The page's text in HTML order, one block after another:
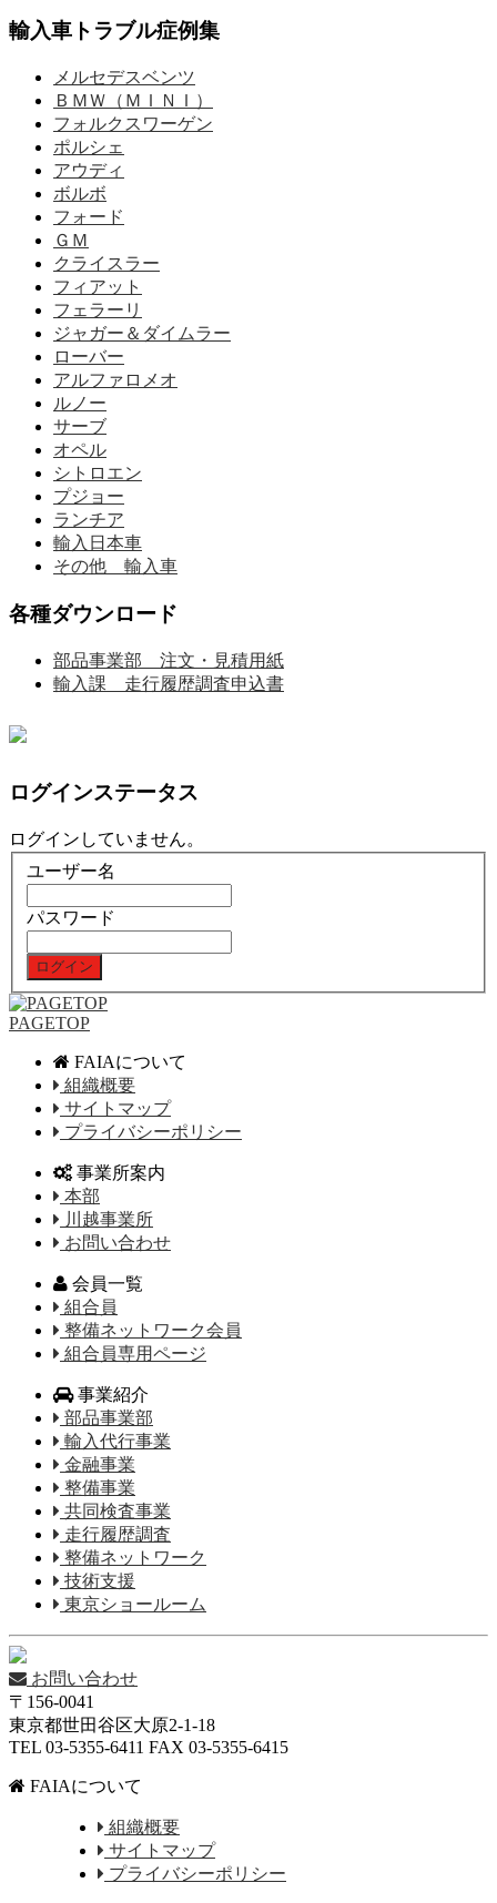
輸入車トラブル症例集
メルセデスベンツ
ＢＭＷ（ＭＩＮＩ）
フォルクスワーゲン
ポルシェ
アウディ
ボルボ
フォード
ＧＭ
クライスラー
フィアット
フェラーリ
ジャガー＆ダイムラー
ローバー
アルファロメオ
ルノー
サーブ
オペル
シトロエン
プジョー
ランチア
輸入日本車
その他 輸入車
各種ダウンロード
部品事業部 注文・見積用紙
輸入課 走行履歴調査申込書
ログインステータス
ログインしていません。
ユーザー名
パスワード
PAGETOP
FAIAについて
組織概要
サイトマップ
プライバシーポリシー
事業所案内
本部
川越事業所
お問い合わせ
会員一覧
組合員
整備ネットワーク会員
組合員専用ページ
事業紹介
部品事業部
輸入代行事業
金融事業
整備事業
共同検査事業
走行履歴調査
整備ネットワーク
技術支援
東京ショールーム
お問い合わせ
〒156-0041
東京都世田谷区大原2-1-18
TEL 03-5355-6411 FAX 03-5355-6415
FAIAについて
組織概要
サイトマップ
プライバシーポリシー